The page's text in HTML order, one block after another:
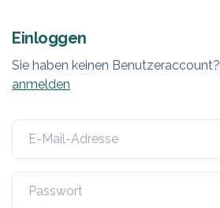
Einloggen
Sie haben keinen Benutzeraccount?
anmelden